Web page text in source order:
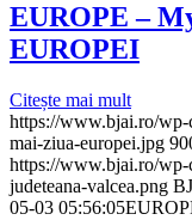
EUROPE –
EUROPEI
Citește mai mult
https://www.bjai.ro/wp-
mai-ziua-europei.jpg
https://www.bjai.ro/wp-
judeteana-valcea.png
05-03 05:56:05